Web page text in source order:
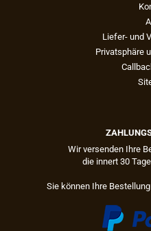
Liefer- und
Privatsphäre
Wir versenden Ihre
die innert 30
Sie können Ihre